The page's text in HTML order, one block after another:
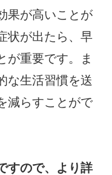
果が高いことが
状が出たら、早
が重要です。ま
な生活習慣を送
減らすことがで
すので、より詳